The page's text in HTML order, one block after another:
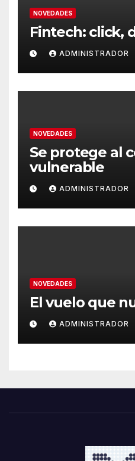
NOVEDADES
Fintech: click,
ADMINISTRADOR
NOVEDADES
Se protege al
vulnerable
ADMINISTRADOR
NOVEDADES
El vuelo que
ADMINISTRADOR